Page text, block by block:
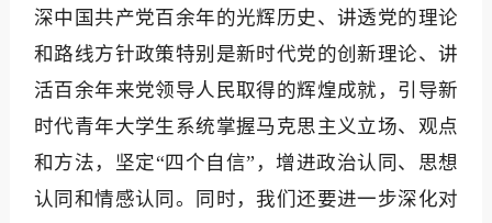
深中国共产党百余年的光辉历史、讲透党的理论
和路线方针政策特别是新时代党的创新理论、讲
活百余年来党领导人民取得的辉煌成就，引导新
时代青年大学生系统掌握马克思主义立场、观点
和方法，坚定“四个自信”，增进政治认同、思想
认同和情感认同。同时，我们还要进一步深化对